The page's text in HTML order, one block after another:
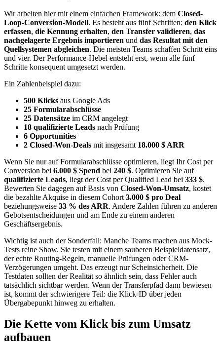
Wir arbeiten hier mit einem einfachen Framework: dem Closed-
Loop-Conversion-Modell. Es besteht aus fünf Schritten: den Klick
erfassen, die Kennung erhalten, den Transfer validieren, das
nachgelagerte Ergebnis importieren und das Resultat mit den
Quellsystemen abgleichen. Die meisten Teams schaffen Schritt eins
und vier. Der Performance-Hebel entsteht erst, wenn alle fünf
Schritte konsequent umgesetzt werden.
Ein Zahlenbeispiel dazu:
500 Klicks aus Google Ads
25 Formularabschlüsse
25 Datensätze im CRM angelegt
18 qualifizierte Leads nach Prüfung
6 Opportunities
2 Closed-Won-Deals mit insgesamt 18.000 $ ARR
Wenn Sie nur auf Formularabschlüsse optimieren, liegt Ihr Cost per
Conversion bei 6.000 $ Spend bei 240 $. Optimieren Sie auf
qualifizierte Leads, liegt der Cost per Qualified Lead bei 333 $.
Bewerten Sie dagegen auf Basis von Closed-Won-Umsatz, kostet
die bezahlte Akquise in diesem Cohort 3.000 $ pro Deal
beziehungsweise 33 % des ARR. Andere Zahlen führen zu anderen
Gebotsentscheidungen und am Ende zu einem anderen
Geschäftsergebnis.
Wichtig ist auch der Sonderfall: Manche Teams machen aus Mock-
Tests reine Show. Sie testen mit einem sauberen Beispieldatensatz,
der echte Routing-Regeln, manuelle Prüfungen oder CRM-
Verzögerungen umgeht. Das erzeugt nur Scheinsicherheit. Die
Testdaten sollten der Realität so ähnlich sein, dass Fehler auch
tatsächlich sichtbar werden. Wenn der Transferpfad dann bewiesen
ist, kommt der schwierigere Teil: die Klick-ID über jeden
Übergabepunkt hinweg zu erhalten.
Die Kette vom Klick bis zum Umsatz
aufbauen